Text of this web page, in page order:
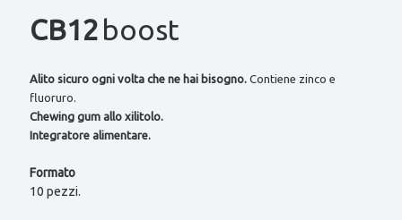
CB12boost
Alito sicuro ogni volta che ne hai bisogno. Contiene zinco e
fluoruro.
Chewing gum allo xilitolo.
Integratore alimentare.
Formato
10 pezzi.